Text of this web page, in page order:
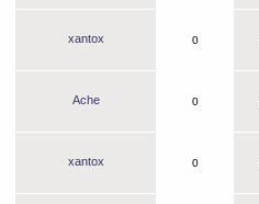
xantox 0
Ache 0
xantox 0